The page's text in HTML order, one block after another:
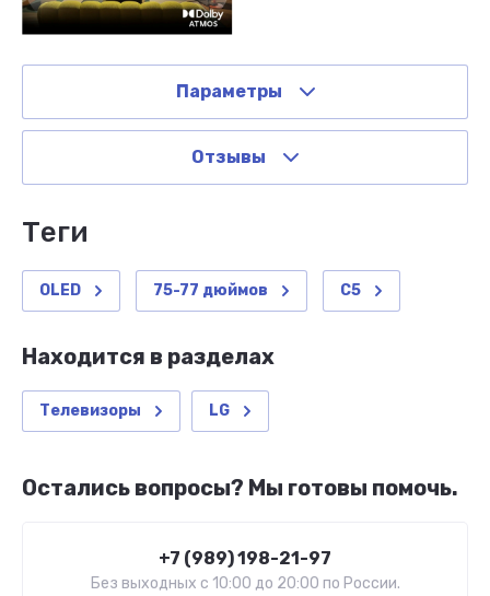
Параметры
Отзывы
теги
OLED 75-77 дюймов C5
Находится в разделах
Телевизоры LG
Остались вопросы? Мы готовы помочь.
+7 (989) 198-21-97
Без выходных c 10:00 до 20:00 по России.